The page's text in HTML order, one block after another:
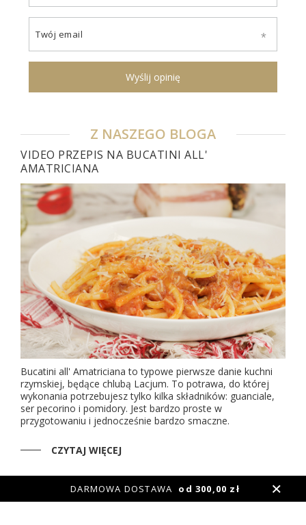
DARMOWA DOSTAWA od 300,00 zł
Twój email
Wyślij opinię
Z NASZEGO BLOGA
VIDEO PRZEPIS NA BUCATINI ALL'
AMATRICIANA
Bucatini all' Amatriciana to typowe pierwsze danie kuchni
rzymskiej, będące chlubą Lacjum. To potrawa, do której
wykonania potrzebujesz tylko kilka składników: guanciale,
ser pecorino i pomidory. Jest bardzo proste w
przygotowaniu i jednocześnie bardzo smaczne.
CZYTAJ WIĘCEJ
INFORMACJE